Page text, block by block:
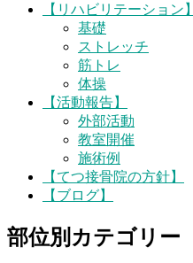
【リハビリテーション】
基礎
ストレッチ
筋トレ
体操
【活動報告】
外部活動
教室開催
施術例
【てつ接骨院の方針】
【ブログ】
部位別カテゴリー